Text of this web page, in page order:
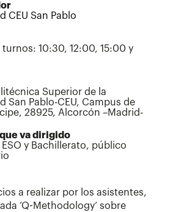
CEU San Pablo
turnos: 10:30, 12:00, 15:00 y
Superior de la
San Pablo-CEU, Campus de
28925, Alcorcón –Madrid-
va dirigido
y Bachillerato, público
a realizar por los asistentes,
‘Q-Methodology’ sobre